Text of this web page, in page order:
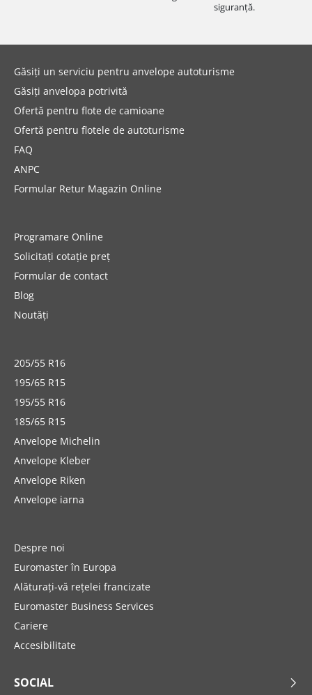
siguranță.
Găsiți un serviciu pentru anvelope autoturisme
Găsiți anvelopa potrivită
Ofertă pentru flote de camioane
Ofertă pentru flotele de autoturisme
FAQ
ANPC
Formular Retur Magazin Online
Programare Online
Solicitați cotație preț
Formular de contact
Blog
Noutăți
205/55 R16
195/65 R15
195/55 R16
185/65 R15
Anvelope Michelin
Anvelope Kleber
Anvelope Riken
Anvelope iarna
Despre noi
Euromaster în Europa
Alăturați-vă rețelei francizate
Euromaster Business Services
Cariere
Accesibilitate
SOCIAL